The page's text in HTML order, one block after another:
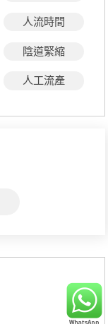
人流時間
陰道緊縮
人工流產